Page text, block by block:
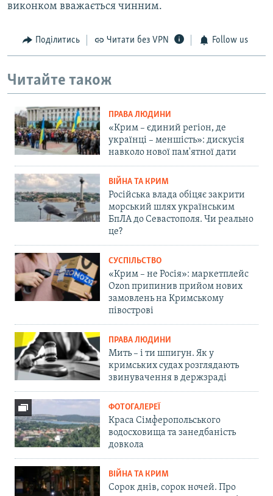
виконком вважається чинним.
Поділитись Читати без VPN Follow us
Читайте також
ПРАВА ЛЮДИНИ
«Крим – єдиний регіон, де
українці – меншість»: дискусія
навколо нової пам'ятної дати
ВІЙНА ТА КРИМ
Російська влада обіцяє закрити
морський шлях українським
БпЛА до Севастополя. Чи реально
це?
СУСПІЛЬСТВО
«Крим – не Росія»: маркетплейс
Ozon припинив прийом нових
замовлень на Кримському
півострові
ПРАВА ЛЮДИНИ
Мить – і ти шпигун. Як у
кримських судах розглядають
звинувачення в держзраді
ФОТОГАЛЕРЕЇ
Краса Сімферопольського
водосховища та занедбаність
довкола
ВІЙНА ТА КРИМ
Сорок днів, сорок ночей. Про